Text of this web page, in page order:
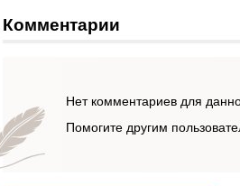
Комментарии
Нет комментариев для
Помогите другим